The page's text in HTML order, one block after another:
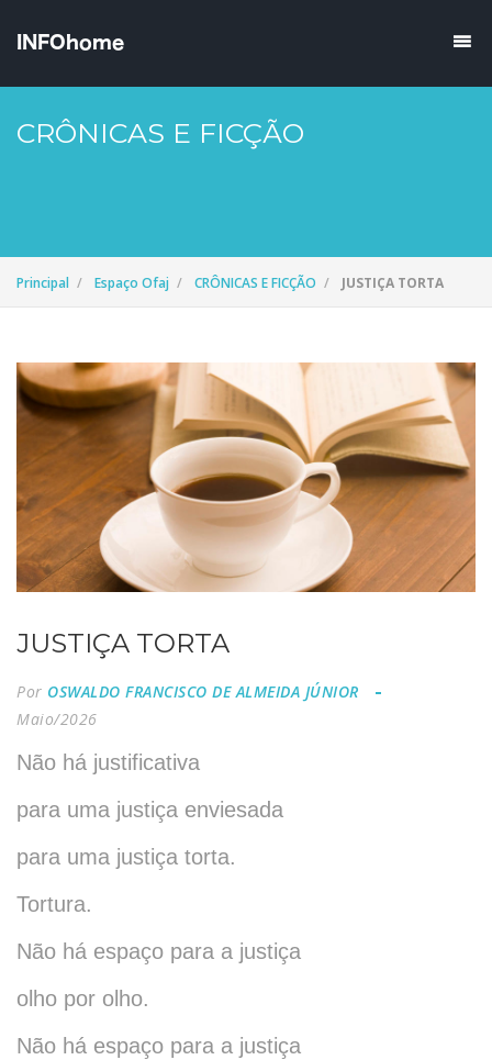
CRÔNICAS E FICÇÃO
Principal Espaço Ofaj CRÔNICAS E FICÇÃO JUSTIÇA TORTA
JUSTIÇA TORTA
Por OSWALDO FRANCISCO DE ALMEIDA JÚNIOR
Maio/2026
Não há justificativa
para uma justiça enviesada
para uma justiça torta.
Tortura.
Não há espaço para a justiça
olho por olho.
Não há espaço para a justiça